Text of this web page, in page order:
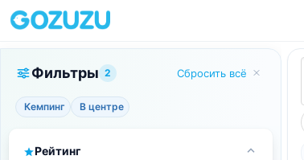
Фильтры 2 Сбросить всё
Кемпинг В центре
Рейтинг